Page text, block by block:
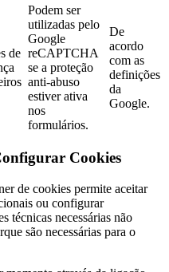
de
Podem ser
utilizadas pelo
Google
reCAPTCHA
se a proteção
anti-abuso
estiver ativa
nos
formulários.
De
acordo
com as
definições
da
Google.
Cookies
de cookies permite aceitar
ou configurar
técnicas necessárias não
são necessárias para o